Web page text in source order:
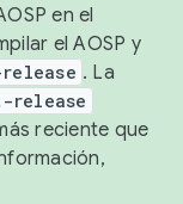
en el
el AOSP y
. La
release
reciente que